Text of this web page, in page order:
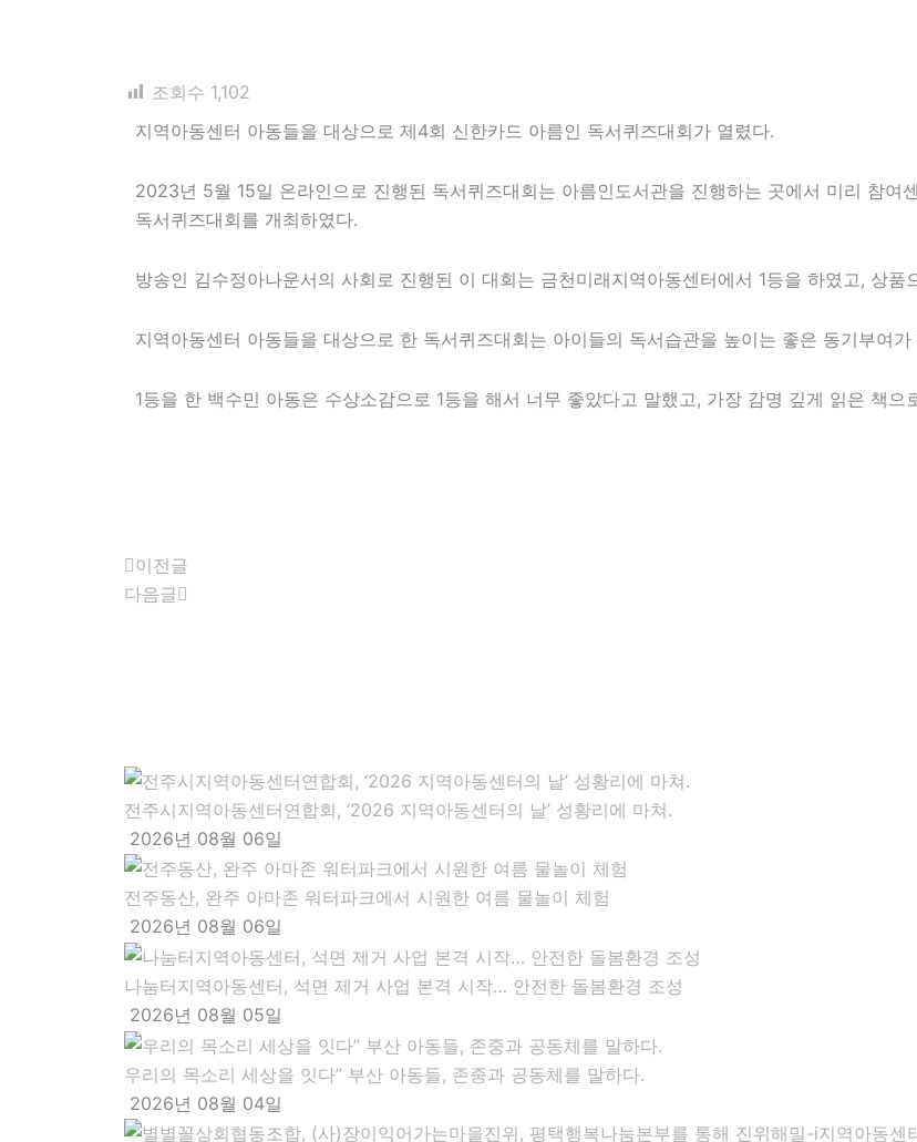
조회수 1,102
지역아동센터 아동들을 대상으로 제4회 신한카드 아름인 독서퀴즈대회가 열렸다.
2023년 5월 15일 온라인으로 진행된 독서퀴즈대회는 아름인도서관을 진행하는 곳에서 미리 참여
독서퀴즈대회를 개최하였다.
방송인 김수정아나운서의 사회로 진행된 이 대회는 금천미래지역아동센터에서 1등을 하였고, 상
지역아동센터 아동들을 대상으로 한 독서퀴즈대회는 아이들의 독서습관을 높이는 좋은 동기부여가
1등을 한 백수민 아동은 수상소감으로 1등을 해서 너무 좋았다고 말했고, 가장 감명 깊게 읽은 책으
Prev
이전글
다음글
전주시지역아동센터연합회, ‘2026 지역아동센터의 날’ 성황리에 마쳐.
2026년 08월 06일
전주동산, 완주 아마존 워터파크에서 시원한 여름 물놀이 체험
2026년 08월 06일
나눔터지역아동센터, 석면 제거 사업 본격 시작… 안전한 돌봄환경 조성
2026년 08월 05일
우리의 목소리 세상을 잇다” 부산 아동들, 존중과 공동체를 말하다.
2026년 08월 04일